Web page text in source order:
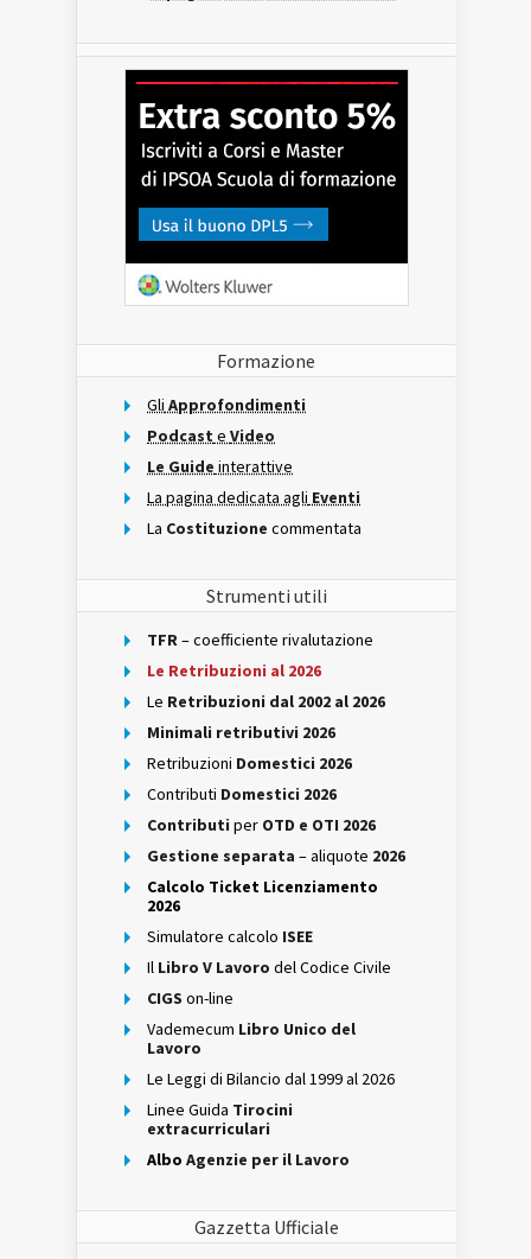
Formazione
Gli Approfondimenti
Podcast e Video
Le Guide interattive
La pagina dedicata agli Eventi
La Costituzione commentata
Strumenti utili
TFR– coefficiente rivalutazione
Le Retribuzioni al 2026
Le Retribuzioni dal 2002 al 2026
Minimali retributivi 2026
Retribuzioni Domestici 2026
Contributi Domestici 2026
Contributi per OTD e OTI 2026
Gestione separata – aliquote 2026
Calcolo Ticket Licenziamento
2026
Simulatore calcolo ISEE
Il Libro V Lavoro del Codice Civile
CIGS on-line
Vademecum Libro Unico del
Lavoro
Le Leggi di Bilancio dal 1999 al 2026
Linee Guida Tirocini
extracurriculari
Albo Agenzie per il Lavoro
Gazzetta Ufficiale